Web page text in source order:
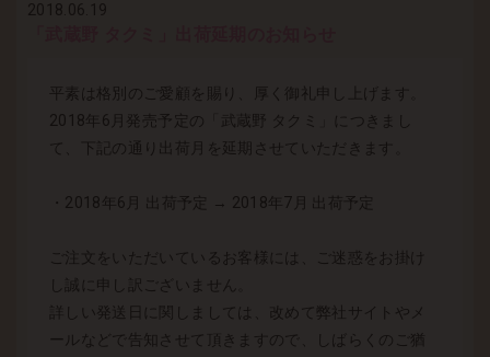
2018.06.19
平素は格別のご愛顧を賜り、厚く御礼申し上げます。
2018年6月発売予定の「武蔵野 タクミ」につきまし
て、下記の通り出荷月を延期させていただきます。
・2018年6月 出荷予定 → 2018年7月 出荷予定
ご注文をいただいているお客様には、ご迷惑をお掛け
し誠に申し訳ございません。
詳しい発送日に関しましては、改めて弊社サイトやメ
ールなどで告知させて頂きますので、しばらくのご猶